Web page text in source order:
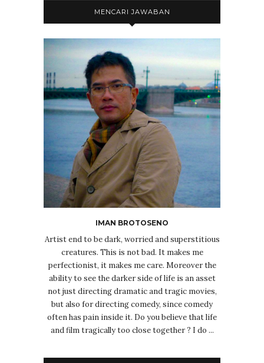
MENCARI JAWABAN
IMAN BROTOSENO
Artist end to be dark, worried and superstitious
creatures. This is not bad. It makes me
perfectionist, it makes me care. Moreover the
ability to see the darker side of life is an asset
not just directing dramatic and tragic movies,
but also for directing comedy, since comedy
often has pain inside it. Do you believe that life
and film tragically too close together ? I do ...